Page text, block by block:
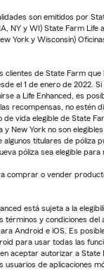
son emitidos por
NY y WI) State Farm
York y Wisconsin)
clientes de State Farm
el 1 de enero de 2022.
a Life Enhanced, es
recompensas, no estén
de vida elegible de State
y New York no son
algunos titulares de póliza
póliza sea elegible para
comprar o vender
está sujeta a la
términos y condiciones del
Android e iOS. Es
para usar todas las
aceptar autorizar a
usuarios de aplicaciones